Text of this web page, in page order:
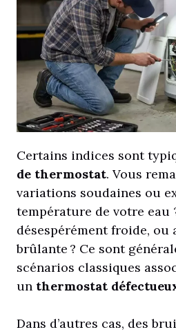
Certains indices sont
de thermostat. Vous
variations soudaines ou
température de votre eau
désespérément froide, ou
brûlante ? Ce sont
scénarios classiques
un thermostat
Dans d’autres cas, des